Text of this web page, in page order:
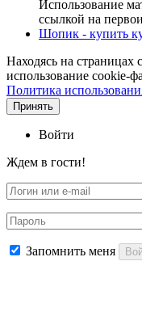
Использование
ссылкой на
Шопик - купить
Находясь на страницах
использование cookie-
Политика
Принять
Войти
Ждем в гости!
Запомнить меня